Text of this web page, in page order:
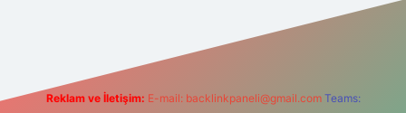
Reklam ve İletişim: E-mail: backlinkpaneli@gmail.com Teams: